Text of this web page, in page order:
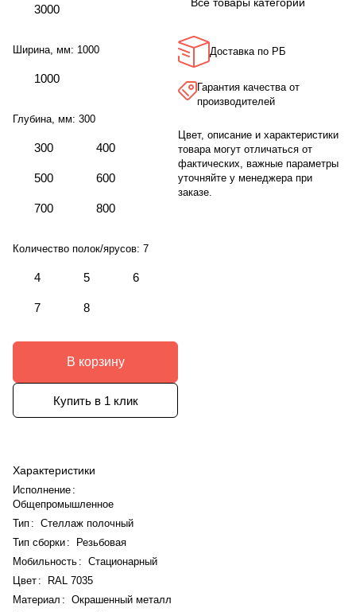
3000
Ширина, мм: 1000
1000
Глубина, мм: 300
300 400
500 600
700 800
Количество полок/ярусов: 7
4 5 6
7 8
В корзину
Купить в 1 клик
Характеристики
Исполнение :
Общепромышленное
Тип : Стеллаж полочный
Тип сборки:
Резьбовая
Мобильность : Стационарный
Цвет :
RAL 7035
Материал : Окрашенный металл
Все товары категории
Доставка по РБ
Гарантия качества от
производителей
Цвет, описание и характеристики
товара могут отличаться от
фактических, важные параметры
уточняйте у менеджера при
заказе.